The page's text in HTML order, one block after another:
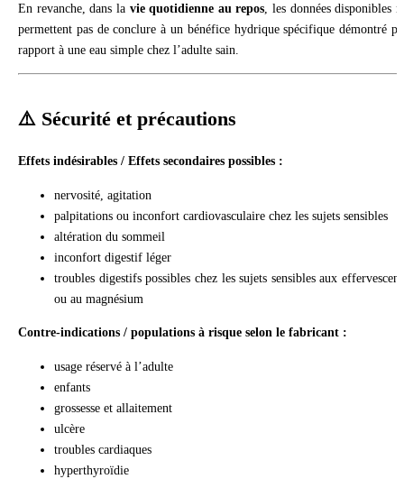
En revanche, dans la vie quotidienne au repos , les données disponibles
permettent pas de conclure à un bénéfice hydrique spécifique démontré
rapport à une eau simple chez l’adulte sain.
⚠️ Sécurité et précautions
Effets indésirables / Effets secondaires possibles :
nervosité, agitation
palpitations ou inconfort cardiovasculaire chez les sujets sensibles
altération du sommeil
inconfort digestif léger
troubles digestifs possibles chez les sujets sensibles aux
ou au magnésium
Contre-indications / populations à risque selon le fabricant :
usage réservé à l’adulte
enfants
grossesse et allaitement
ulcère
troubles cardiaques
hyperthyroïdie